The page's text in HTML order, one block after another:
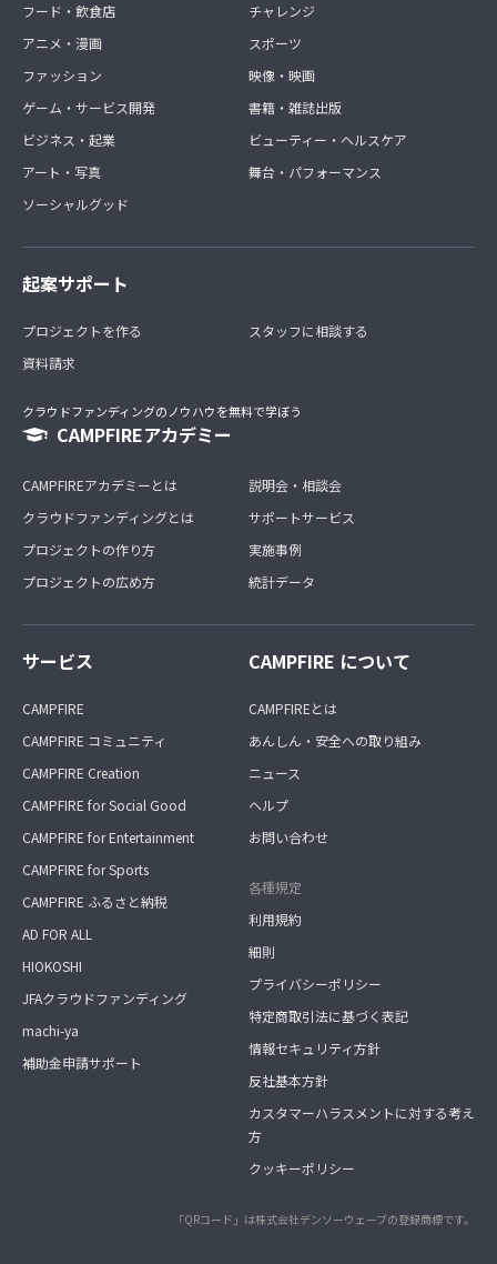
フード・飲食店
アニメ・漫画
ファッション
ゲーム・サービス開発
ビジネス・起業
アート・写真
ソーシャルグッド
チャレンジ
スポーツ
映像・映画
書籍・雑誌出版
ビューティー・ヘルスケア
舞台・パフォーマンス
起案サポート
プロジェクトを作る
資料請求
スタッフに相談する
クラウドファンディングのノウハウを無料で学ぼう
CAMPFIREアカデミー
CAMPFIREアカデミーとは
クラウドファンディングとは
プロジェクトの作り方
プロジェクトの広め方
説明会・相談会
サポートサービス
実施事例
統計データ
サービス
CAMPFIRE
CAMPFIRE コミュニティ
CAMPFIRE Creation
CAMPFIRE for Social Good
CAMPFIRE for Entertainment
CAMPFIRE for Sports
CAMPFIRE ふるさと納税
AD FOR ALL
HIOKOSHI
JFAクラウドファンディング
machi-ya
補助金申請サポート
CAMPFIRE について
CAMPFIREとは
あんしん・安全への取り組み
ニュース
ヘルプ
お問い合わせ
各種規定
利用規約
細則
プライバシーポリシー
特定商取引法に基づく表記
情報セキュリティ方針
反社基本方針
カスタマーハラスメントに対する考え
方
クッキーポリシー
「QRコード」は株式会社デンソーウェーブの登録商標です。